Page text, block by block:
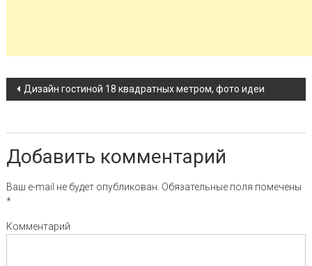
Навигация по записи
Дизайн гостиной 18 квадратных метром, фото идеи
Добавить комментарий
Ваш e-mail не будет опубликован. Обязательные поля помечены
*
Комментарий